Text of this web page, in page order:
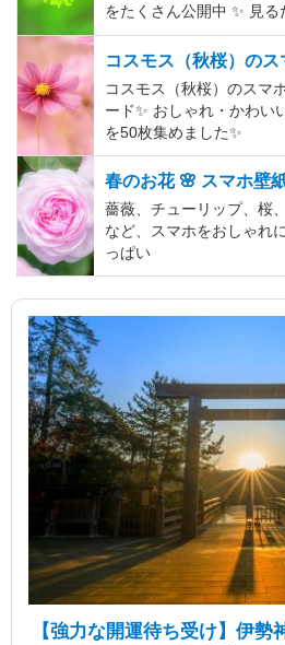
をたくさん公開中 ✨ 見
コスモス（秋桜）のス
コスモス（秋桜）のスマ
ード✨️ おしゃれ・かわい
を50枚集めました✨️
春のお花 🌸 スマホ壁
薔薇、チューリップ、桜
など、スマホをおしゃれ
っぱい
【強力な開運待ち受け】伊勢